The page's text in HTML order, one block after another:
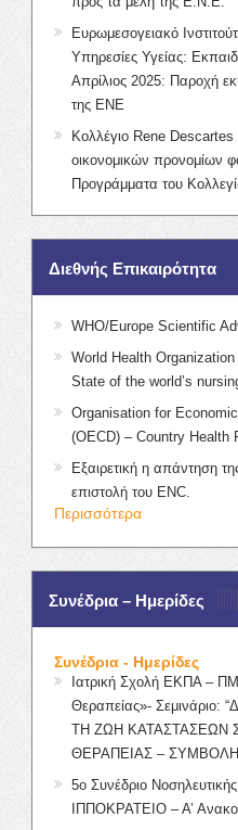
Ευρωμεσογειακό
Υπηρεσίες Υγείας:
Απρίλιος 2025: Παροχή
της ΕΝΕ
Κολλέγιο Rene
οικονομικών προνομίων
Προγράμματα του
Διεθνής Επικαιρότητα
WHO/Europe Scientific
World Health
State of the world’s
Organisation for
(OECD) – Country Health
Εξαιρετική η απάντηση
επιστολή του ENC.
Περισσότερα
Συνέδρια – Ημερίδες
Συνέδρια - Ημερίδες
Ιατρική Σχολή ΕΚΠΑ –
Θεραπείας»- Σεμινάριο:
ΤΗ ΖΩΗ ΚΑΤΑΣΤΑΣΕΩΝ
ΘΕΡΑΠΕΙΑΣ –
5ο Συνέδριο
ΙΠΠΟΚΡΑΤΕΙΟ – Α’